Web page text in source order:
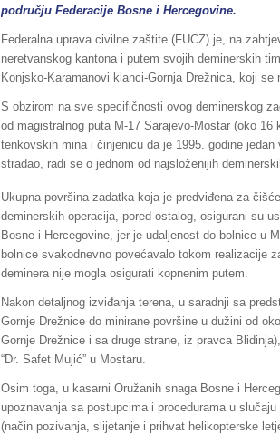
području Federacije Bosne i Hercegovine.
Federalna uprava civilne zaštite (FUCZ) je, na
neretvanskog kantona i putem svojih deminerskih
Konjsko-Karamanovi klanci-Gornja Drežnica, koji
S obzirom na sve specifičnosti ovog deminerskog
od magistralnog puta M-17 Sarajevo-Mostar (oko
tenkovskih mina i činjenicu da je 1995. godine
stradao, radi se o jednom od najsloženijih
Ukupna površina zadatka koja je predviđena za
deminerskih operacija, pored ostalog, osigurani su
Bosne i Hercegovine, jer je udaljenost do bolnice u
bolnice svakodnevno povećavalo tokom realizacije
deminera nije mogla osigurati kopnenim putem.
Nakon detaljnog izviđanja terena, u saradnji sa
Gornje Drežnice do minirane površine u dužini od
Gornje Drežnice i sa druge strane, iz pravca
“Dr. Safet Mujić” u Mostaru.
Osim toga, u kasarni Oružanih snaga Bosne i
upoznavanja sa postupcima i procedurama u
(način pozivanja, slijetanje i prihvat helikopterske